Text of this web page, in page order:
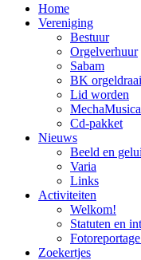
Home
Vereniging
Bestuur
Orgelverhuur
Sabam
BK
Lid worden
Cd-pakket
Nieuws
Beeld en
Varia
Links
Activiteiten
Welkom!
Statuten en
Zoekertjes